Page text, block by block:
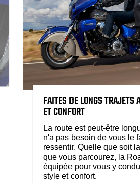
FAITES DE LONGS TRAJETS
ET CONFORT
La route est peut-être
n'a pas besoin de vous le
ressentir. Quelle que soit
que vous parcourez, la
équipée pour vous y
style et confort.